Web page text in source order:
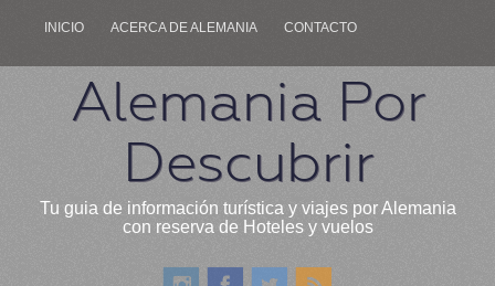
INICIO ACERCA DE ALEMANIA CONTACTO
Alemania Por
Descubrir
Tu guia de información turística y viajes por Alemania
con reserva de Hoteles y vuelos